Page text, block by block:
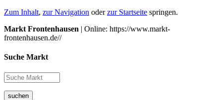
Zum Inhalt, zur Navigation oderzur Startseite springen.
Markt Frontenhausen | Online: https://www.markt-
frontenhausen.de//
Suche Markt
suchen